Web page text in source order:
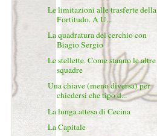
Le limitazioni alle trasferte della
Fortitudo. A U...
La quadratura del cerchio con
Biagio Sergio
Le stellette. Come stanno le altre
squadre
Una chiave (meno diversa) per
chiedersi che tipo d...
La lunga attesa di Cecina
La Capitale